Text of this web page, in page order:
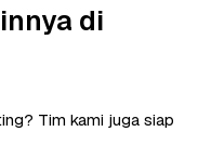
di
Tim kami juga siap